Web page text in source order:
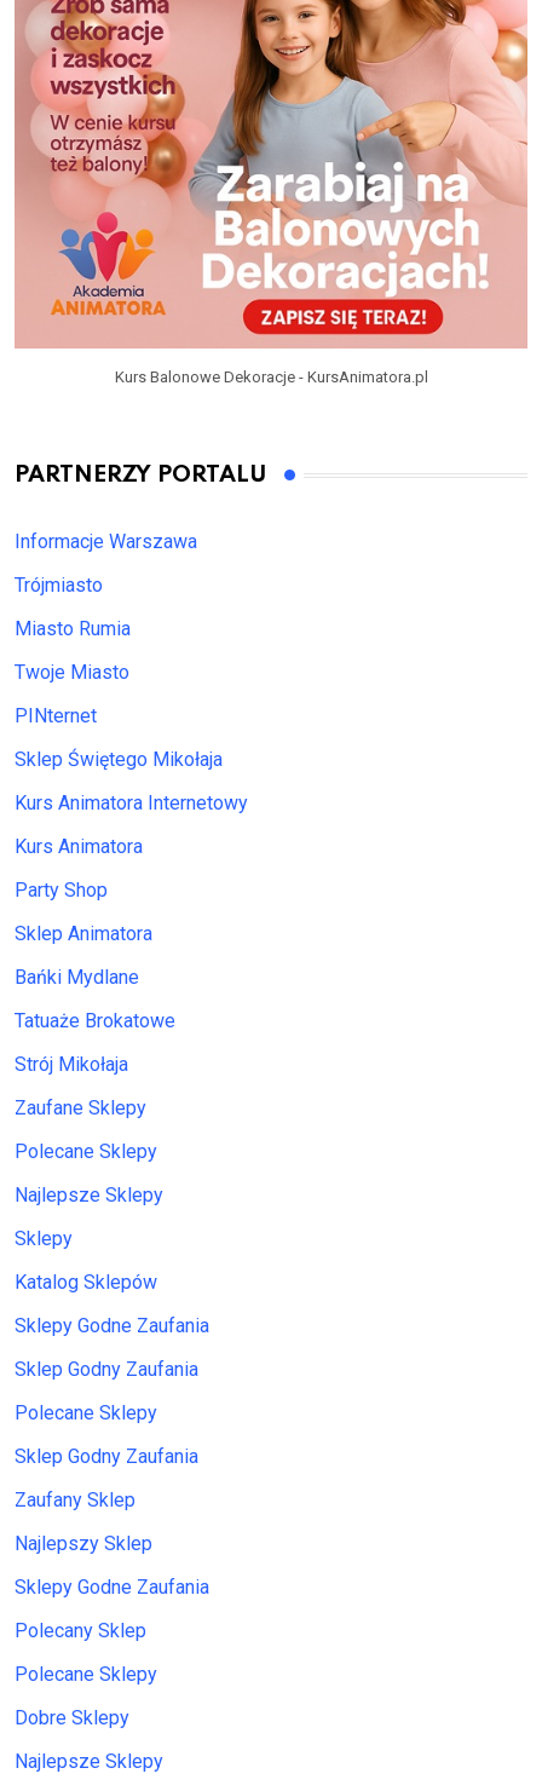
Kurs Balonowe Dekoracje - KursAnimatora.pl
PARTNERZY PORTALU
Informacje Warszawa
Trójmiasto
Miasto Rumia
Twoje Miasto
PINternet
Sklep Świętego Mikołaja
Kurs Animatora Internetowy
Kurs Animatora
Party Shop
Sklep Animatora
Bańki Mydlane
Tatuaże Brokatowe
Strój Mikołaja
Zaufane Sklepy
Polecane Sklepy
Najlepsze Sklepy
Sklepy
Katalog Sklepów
Sklepy Godne Zaufania
Sklep Godny Zaufania
Polecane Sklepy
Sklep Godny Zaufania
Zaufany Sklep
Najlepszy Sklep
Sklepy Godne Zaufania
Polecany Sklep
Polecane Sklepy
Dobre Sklepy
Najlepsze Sklepy